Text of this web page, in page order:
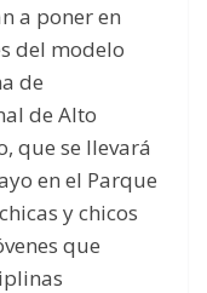
a poner en
del modelo
de
de Alto
que se llevará
en el Parque
y chicos
que